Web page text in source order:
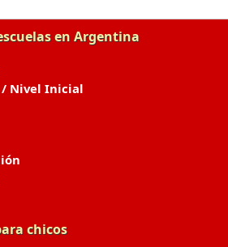
en Argentina
/ Nivel Inicial
chicos